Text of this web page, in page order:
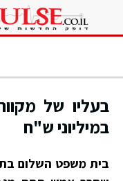
בעליו של
במיליוני ש"ח
בית משפט השלום